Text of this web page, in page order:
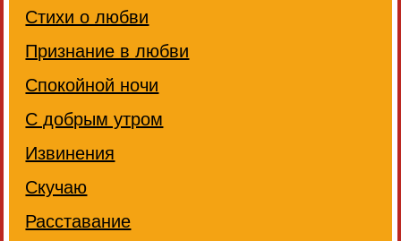
Стихи о любви
Признание в любви
Спокойной ночи
С добрым утром
Извинения
Скучаю
Расставание